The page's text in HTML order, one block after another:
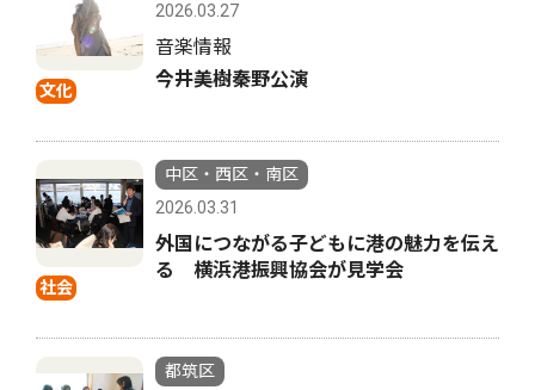
文化
2026.03.27
音楽情報
今井美樹秦野公演
社会
中区・西区・南区
2026.03.31
外国につながる子どもに港の魅力を伝え
る 横浜港振興協会が見学会
都筑区